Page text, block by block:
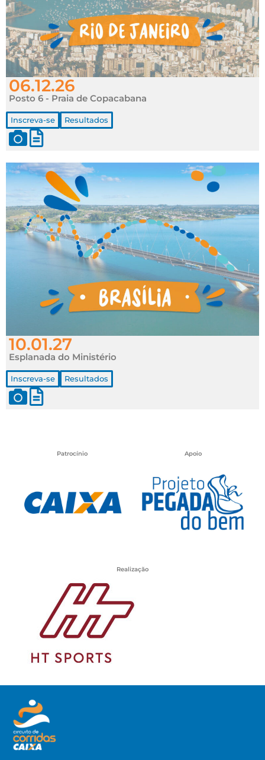
06.12.26
Posto 6 - Praia de Copacabana
Inscreva-se Resultados
10.01.27
Esplanada do Ministério
Inscreva-se Resultados
Patrocínio Apoio
Realização